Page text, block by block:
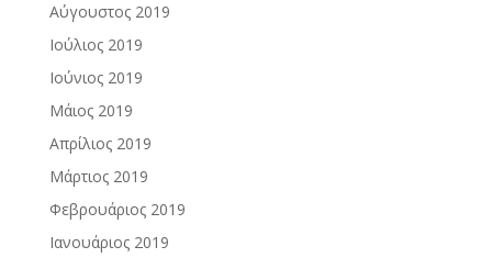
Αύγουστος 2019
Ιούλιος 2019
Ιούνιος 2019
Μάιος 2019
Απρίλιος 2019
Μάρτιος 2019
Φεβρουάριος 2019
Ιανουάριος 2019